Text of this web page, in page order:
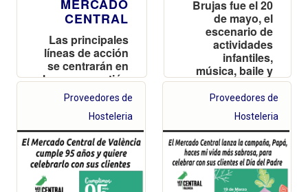
MERCADO
CENTRAL
Las principales
líneas de acción
se centrarán en
la nueva gestión
del Mercado, la
revitalización de
la zona de
pescadería, la
mejora de los
accesos y la
regulación del
flujo de turistas
Brujas fue el 20
de mayo, el
escenario de
actividades
infantiles,
música, baile y
mucha
diversión desde
por la mañana
hasta la
medianoche
Proveedores de
Hosteleria
Proveedores de
Hosteleria